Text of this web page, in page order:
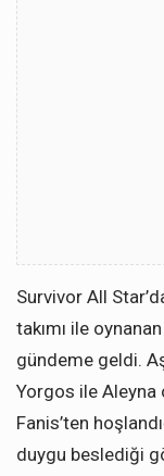
Survivor All
takımı ile
gündeme geldi.
Yorgos ile Aleyna
Fanis’ten
duygu beslediği